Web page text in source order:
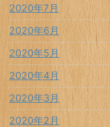
2020年7月
2020年6月
2020年5月
2020年4月
2020年3月
2020年2月